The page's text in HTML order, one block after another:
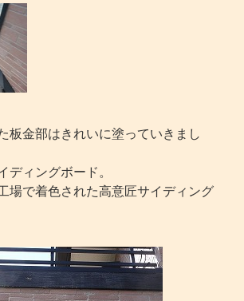
板金部はきれいに塗っていきまし
ディングボード。
場で着色された高意匠サイディング